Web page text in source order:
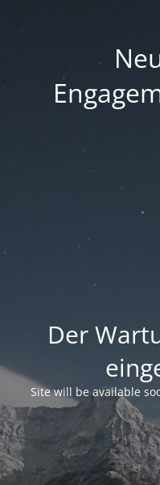
Der
Site will be available